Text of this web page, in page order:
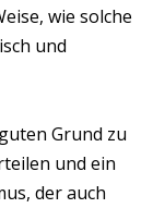
wie solche
und
Grund zu
und ein
der auch